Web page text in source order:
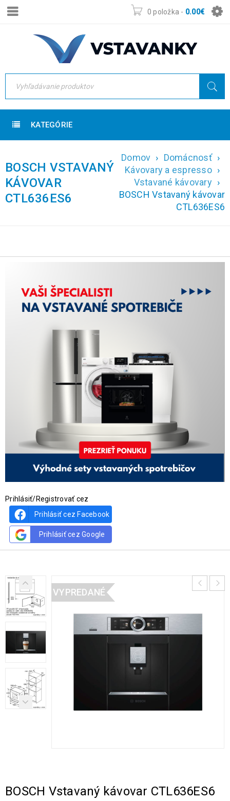
0 položka - 0.00€
KATEGÓRIE
BOSCH VSTAVANÝ
KÁVOVAR
CTL636ES6
Domov › Domácnosť ›
Kávovary a espresso ›
Vstavané kávovary ›
BOSCH Vstavaný kávovar
CTL636ES6
Prihlásiť/Registrovať cez
Prihlásiť cez Facebook
Prihlásiť cez Google
VYPREDANÉ
BOSCH Vstavaný kávovar CTL636ES6